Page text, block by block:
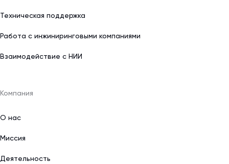
Техническая поддержка
Работа с инжиниринговыми компаниями
Взаимодействие с НИИ
Компания
О нас
Миссия
Деятельность